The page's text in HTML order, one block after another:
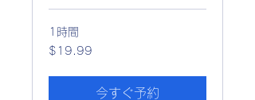
1時間
19.99
米
ル
$19.99
今すぐ予約